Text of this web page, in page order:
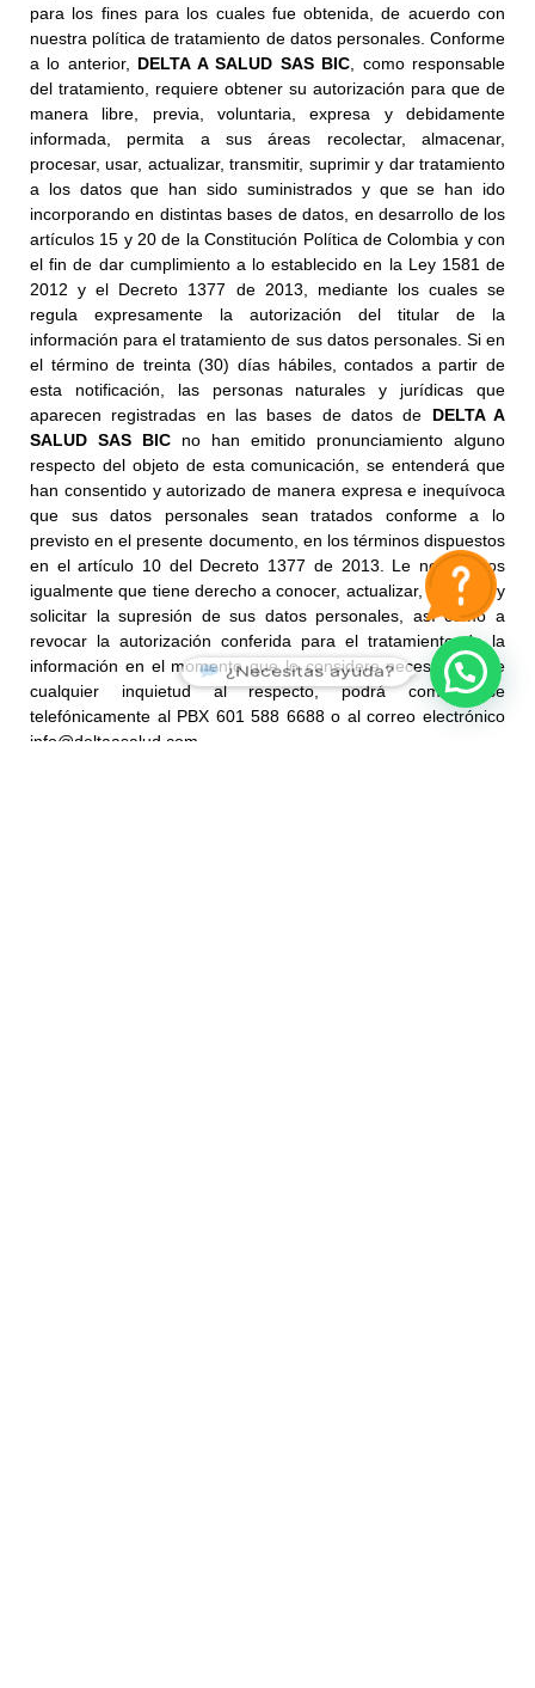
para los fines para los cuales fue obtenida, de acuerdo con
nuestra política de tratamiento de datos personales. Conforme
a lo anterior, DELTA A SALUD SAS BIC , como responsable
del tratamiento, requiere obtener su autorización para que de
manera libre, previa, voluntaria, expresa y debidamente
informada, permita a sus áreas recolectar, almacenar,
procesar, usar, actualizar, transmitir, suprimir y dar tratamiento
a los datos que han sido suministrados y que se han ido
incorporando en distintas bases de datos, en desarrollo de los
artículos 15 y 20 de la Constitución Política de Colombia y con
el fin de dar cumplimiento a lo establecido en la Ley 1581 de
2012 y el Decreto 1377 de 2013, mediante los cuales se
regula expresamente la autorización del titular de la
información para el tratamiento de sus datos personales. Si en
el término de treinta (30) días hábiles, contados a partir de
esta notificación, las personas naturales y jurídicas que
aparecen registradas en las bases de datos de DELTA A
SALUD SAS BIC no han emitido pronunciamiento alguno
respecto del objeto de esta comunicación, se entenderá que
han consentido y autorizado de manera expresa e inequívoca
que sus datos personales sean tratados conforme a lo
previsto en el presente documento, en los términos dispuestos
en el artículo 10 del Decreto 1377 de 2013. Le notificamos
igualmente que tiene derecho a conocer, actualizar, rectificar y
solicitar la supresión de sus datos personales, así como a
revocar la autorización conferida para el tratamiento de la
información en el momento que lo considere necesario. Ante
cualquier inquietud al respecto, podrá comunicarse
telefónicamente al PBX 601 588 6688 o al correo electrónico
info@deltaasalud.com
¿Necesitas ayuda?